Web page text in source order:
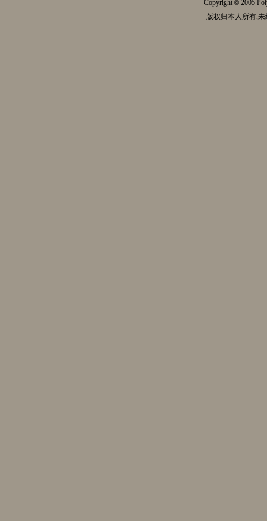
Copyright© 2005
版权归本人所有,